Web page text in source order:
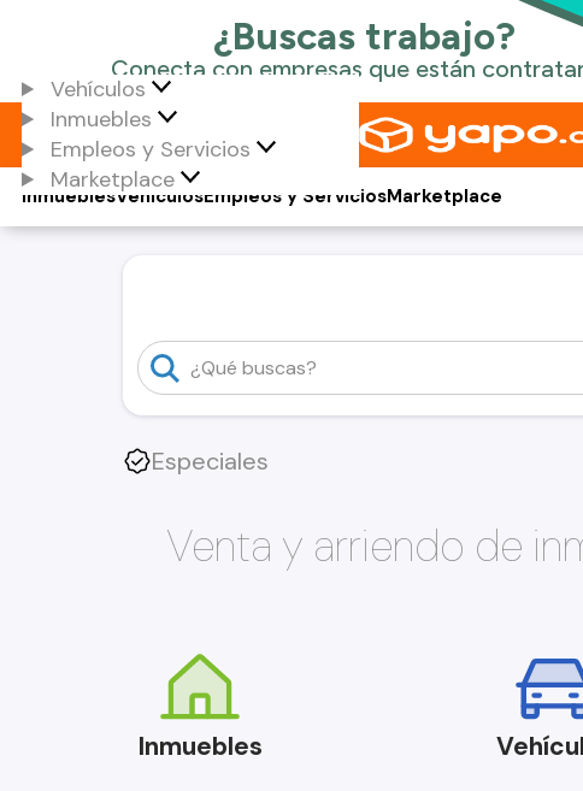
Vehículos
Inmuebles
Empleos y Servicios
Marketplace
Vehículos
Inmuebles Empleos y ServiciosMarketplace
Especiales
Venta y arriendo de
Inmuebles